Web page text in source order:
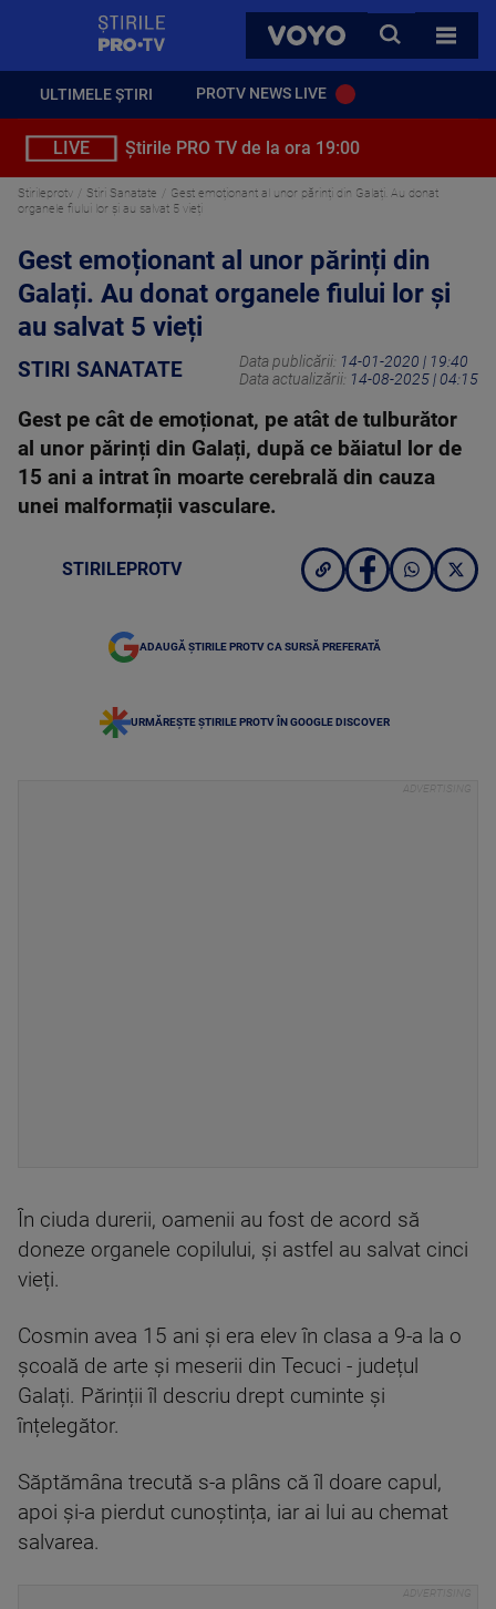
VOYO
CAUTA
TOATE
ULTIMELE ȘTIRI PROTV NEWS LIVE
LIVE Știrile PRO TV de la ora 19:00
Stirileprotv Stiri Sanatate
Gest emoționant al unor părinți din Galați. Au donat
organele fiului lor și au salvat 5 vieți
Gest emoționant al unor părinți din
Galați. Au donat organele fiului lor și
au salvat 5 vieți
STIRI SANATATE Data publicării: 14-01-2020 | 19:40
Data actualizării: 14-08-2025 | 04:15
Gest pe cât de emoționat, pe atât de tulburător
al unor părinți din Galați, după ce băiatul lor de
15 ani a intrat în moarte cerebrală din cauza
unei malformații vasculare.
STIRILEPROTV
ADAUGĂ ȘTIRILE PROTV CA SURSĂ PREFERATĂ
URMĂREȘTE ȘTIRILE PROTV ÎN GOOGLE DISCOVER
În ciuda durerii, oamenii au fost de acord să
doneze organele copilului, și astfel au salvat cinci
vieți.
Cosmin avea 15 ani și era elev în clasa a 9-a la o
școală de arte și meserii din Tecuci - județul
Galați. Părinții îl descriu drept cuminte și
înțelegător.
Săptămâna trecută s-a plâns că îl doare capul,
apoi și-a pierdut cunoștința, iar ai lui au chemat
salvarea.